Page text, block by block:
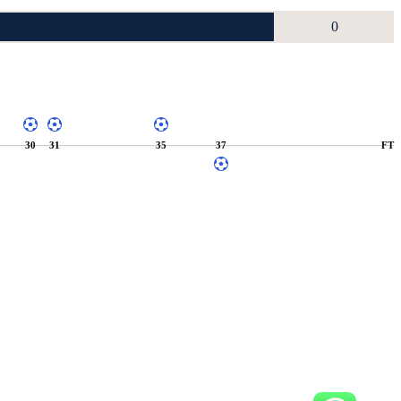
0
30 31 35 37 FT